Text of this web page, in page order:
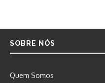
SOBRE NÓS
Quem Somos